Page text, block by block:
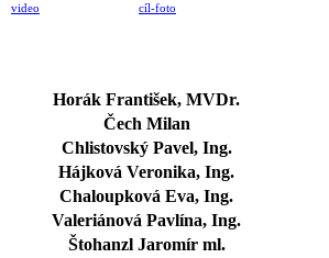
video cíl-foto
Horák František, MVDr.
Čech Milan
Chlistovský Pavel, Ing.
Hájková Veronika, Ing.
Chaloupková Eva, Ing.
Valeriánová Pavlína, Ing.
Štohanzl Jaromír ml.